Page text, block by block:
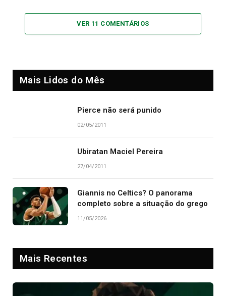
VER 11 COMENTÁRIOS
Mais Lidos do Mês
Pierce não será punido
02/05/2011
Ubiratan Maciel Pereira
27/04/2011
Giannis no Celtics? O panorama
completo sobre a situação do grego
11/05/2026
Mais Recentes